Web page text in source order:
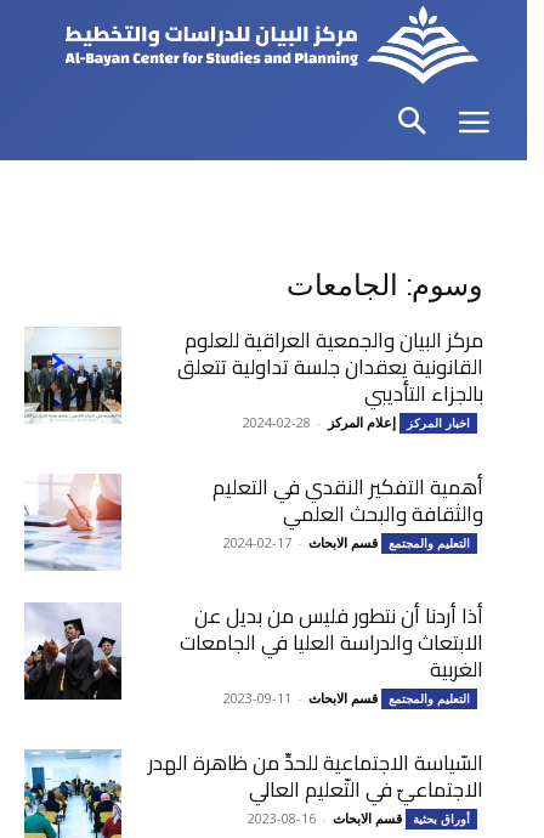
وسوم: الجامعات
مركز البيان والجمعية العراقية للعلوم
القانونية يعقدان جلسة تداولية تتعلق
بالجزاء التأديبي
اخبار المركز إعلام المركز -
2024-02-28
أهمية التفكير النقدي في التعليم
والثقافة والبحث العلمي
التعليم والمجتمع قسم الابحاث -
2024-02-17
أذا أردنا أن نتطور فليس من بديل عن
الابتعاث والدراسة العليا في الجامعات
الغربية
التعليم والمجتمع قسم الابحاث -
2023-09-11
السّياسة الاجتماعية للحدِّ من ظاهرة الهدر
الاجتماعيّ في التّعليم العالي
أوراق بحثية قسم الابحاث -
2023-08-16